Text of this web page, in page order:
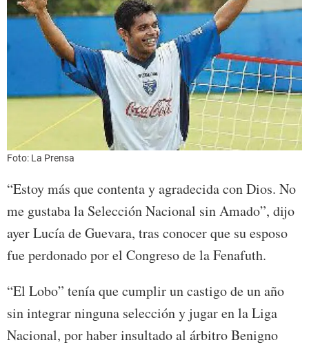
Foto: La Prensa
“Estoy más que contenta y agradecida con Dios. No
me gustaba la Selección Nacional sin Amado”, dijo
ayer Lucía de Guevara, tras conocer que su esposo
fue perdonado por el Congreso de la Fenafuth.
“El Lobo” tenía que cumplir un castigo de un año
sin integrar ninguna selección y jugar en la Liga
Nacional, por haber insultado al árbitro Benigno